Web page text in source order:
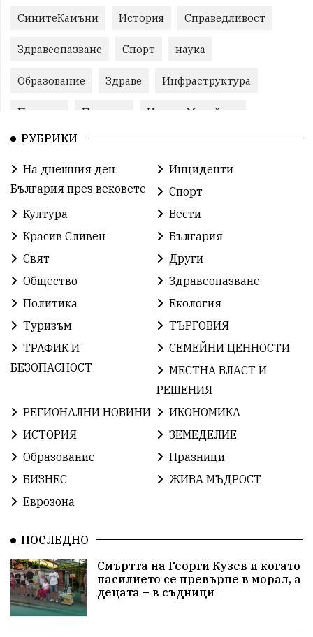
СинитеКамъни История Справедливост
Здравеопазване Спорт наука
Образование Здраве Инфраструктура
Пеевски Протест ИвелинМихайлов
Свобода
Празник ГражданскоОбщество
РадостинВасилев ЛекаАтлетика
ХристоИлиев БългарскоЗемеделие
БългарскиСпорт
ОбщественИнтерес земеделие
ИсторияНаБългария Иновации САЩ
БългарскаГордост Твърдица ОбщинаСливен
ЕвропейскиСъюз Право
ЦветомирПетков Правосъдие СелинКларънс
УрсулаФонДерЛайен Обединение
ПетърПетров
РУБРИКИ
На днешния ден:
България през вековете
Инциденти
Спорт
Култура
Вести
Красив Сливен
България
Свят
Други
Общество
Здравеопазване
Политика
Екология
Туризъм
ТЪРГОВИЯ
ТРАФИК И
БЕЗОПАСНОСТ
СЕМЕЙНИ ЦЕННОСТИ
МЕСТНА ВЛАСТ И
РЕШЕНИЯ
РЕГИОНАЛНИ НОВИНИ
ИКОНОМИКА
ИСТОРИЯ
ЗЕМЕДЕЛИЕ
Образование
Празници
БИЗНЕС
ЖИВА МЪДРОСТ
Еврозона
ПОСЛЕДНО
Смъртта на Георги Кузев и когато
насилието се превърне в морал, а
децата – в съдници